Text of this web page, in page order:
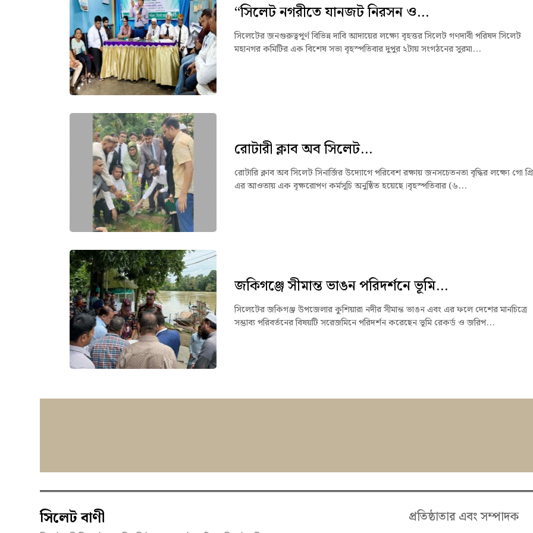
“সিলেট নগরীতে যানজট নিরসন ও...
সিলেটের জনগুরুত্বপূর্ণ বিভিন্ন দাবি আদায়ের লক্ষ্যে বৃহত্তর সিলেট গণদাবী পরিষদ সিলেট
মহানগর কমিটির এক বিশেষ সভা বৃহস্পতিবার দুপুর ২টায় সংগঠনের সুরমা...
রোটারী ক্লাব অব সিলেট...
রোটারি ক্লাব অব সিলেট সিনার্জির উদ্যোগে পরিবেশ রক্ষায় জনসচেতনতা বৃদ্ধির লক্ষ্যে গো
এর আওতায় এক বৃক্ষরোপণ কর্মসূচি অনুষ্ঠিত হয়েছে।বৃহস্পতিবার (৬...
জকিগঞ্জে সীমান্ত ভাঙন পরিদর্শনে ভূমি...
সিলেটের জকিগঞ্জ উপজেলার কুশিয়ারা নদীর সীমান্ত ভাঙন এবং এর ফলে দেশের মানচিত্রে
সম্ভাব্য পরিবর্তনের বিষয়টি সরেজমিনে পরিদর্শন করেছেন ভূমি রেকর্ড ও জরিপ...
সিলেট বাণী প্রতিষ্ঠাতার এবং সম্পাদক